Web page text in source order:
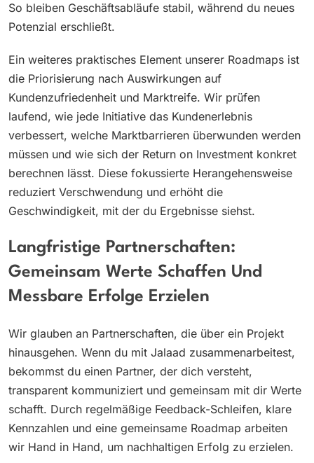
So bleiben Geschäftsabläufe stabil, während du neues
Potenzial erschließt.
Ein weiteres praktisches Element unserer Roadmaps ist
die Priorisierung nach Auswirkungen auf
Kundenzufriedenheit und Marktreife. Wir prüfen
laufend, wie jede Initiative das Kundenerlebnis
verbessert, welche Marktbarrieren überwunden werden
müssen und wie sich der Return on Investment konkret
berechnen lässt. Diese fokussierte Herangehensweise
reduziert Verschwendung und erhöht die
Geschwindigkeit, mit der du Ergebnisse siehst.
Langfristige Partnerschaften:
Gemeinsam Werte Schaffen Und
Messbare Erfolge Erzielen
Wir glauben an Partnerschaften, die über ein Projekt
hinausgehen. Wenn du mit Jalaad zusammenarbeitest,
bekommst du einen Partner, der dich versteht,
transparent kommuniziert und gemeinsam mit dir Werte
schafft. Durch regelmäßige Feedback-Schleifen, klare
Kennzahlen und eine gemeinsame Roadmap arbeiten
wir Hand in Hand, um nachhaltigen Erfolg zu erzielen.